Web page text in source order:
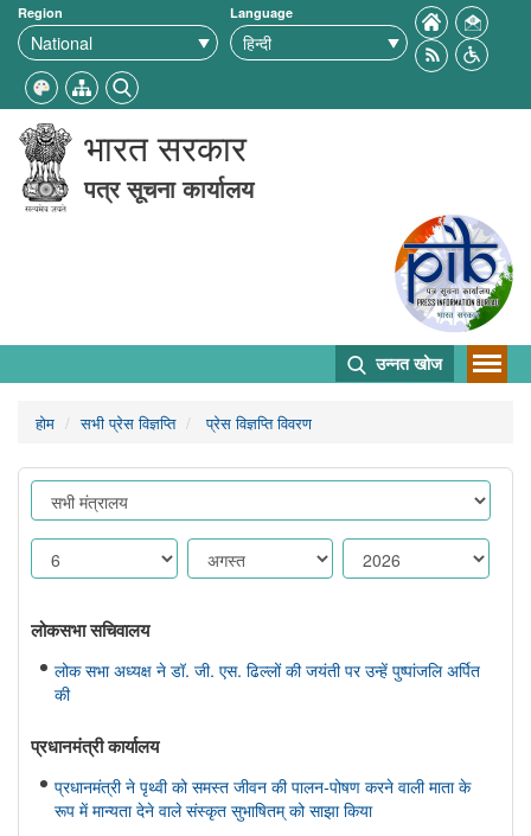
Region Language
भारत सरकार
पत्र सूचना कार्यालय
उन्नत खोज
होम सभी प्रेस विज्ञप्ति प्रेस विज्ञप्ति विवरण
लोकसभा सचिवालय
लोक सभा अध्यक्ष ने डॉ. जी. एस. ढिल्लों की जयंती पर उन्हें पुष्पांजलि अर्पित
की
प्रधानमंत्री कार्यालय
प्रधानमंत्री ने पृथ्वी को समस्त जीवन की पालन-पोषण करने वाली माता के
रूप में मान्यता देने वाले संस्कृत सुभाषितम् को साझा किया